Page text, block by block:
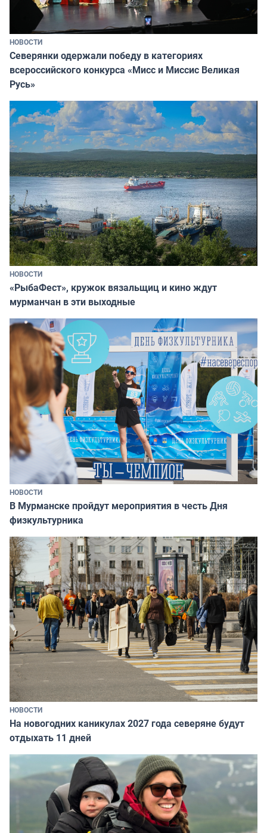
НОВОСТИ
Северянки одержали победу в категориях
всероссийского конкурса «Мисс и Миссис Великая
Русь»
НОВОСТИ
«РыбаФест», кружок вязальщиц и кино ждут
мурманчан в эти выходные
НОВОСТИ
В Мурманске пройдут мероприятия в честь Дня
физкультурника
НОВОСТИ
На новогодних каникулах 2027 года северяне будут
отдыхать 11 дней